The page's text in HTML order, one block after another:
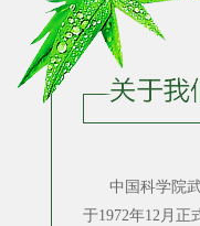
中国科学院
于1972年12月正